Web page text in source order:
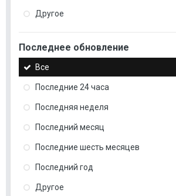
Другое
Последнее обновление
Все
Последние 24 часа
Последняя неделя
Последний месяц
Последние шесть месяцев
Последний год
Другое